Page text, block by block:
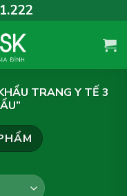
TRANG Y TẾ 3